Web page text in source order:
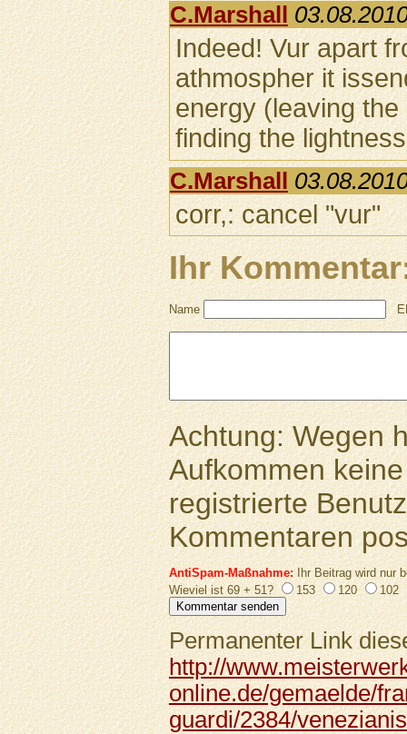
C.Marshall
Indeed! Vur apart
athmospher it
energy (leaving
finding the
C.Marshall
corr,: cancel "vur"
Ihr
Name
Achtung: Wegen
Aufkommen
registrierte
Kommentaren
AntiSpam-Maßnahme:Ihr Beitrag wird nur
Wieviel ist 69 + 51?
153 120 102
Permanenter Link
http://
online.de/gemaelde/
guardi/2384/